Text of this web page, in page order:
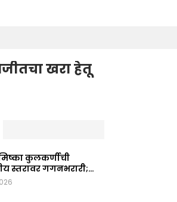
खरा हेतू
कुलकर्णीची
स्तरावर गगनभरारी;…